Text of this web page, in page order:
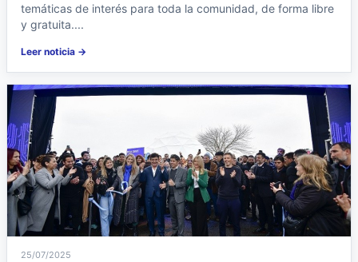
temáticas de interés para toda la comunidad, de forma libre
y gratuita....
Leer noticia →
25/07/2025